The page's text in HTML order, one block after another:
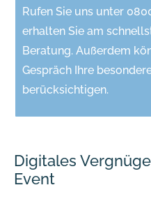
Rufen Sie uns unter
erhalten Sie am
Beratung. Außerdem
Gespräch Ihre
berücksichtigen.
Digitales
Event